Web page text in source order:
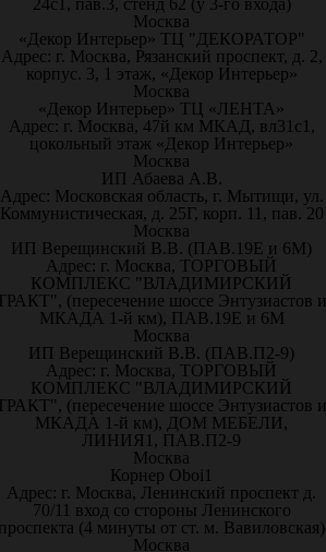
24с1, пав.3, стенд 62 (у 3-го входа)
Москва
«Декор Интерьер» ТЦ "ДЕКОРАТОР"
Адрес: г. Москва, Рязанский проспект, д. 2,
корпус. 3, 1 этаж, «Декор Интерьер»
Москва
«Декор Интерьер» ТЦ «ЛЕНТА»
Адрес: г. Москва, 47й км МКАД, вл31с1,
цокольный этаж «Декор Интерьер»
Москва
ИП Абаева А.В.
Адрес: Московская область, г. Мытищи, ул.
Коммунистическая, д. 25Г, корп. 11, пав. 20
Москва
ИП Верещинский В.В. (ПАВ.19Е и 6М)
Адрес: г. Москва, ТОРГОВЫЙ
КОМПЛЕКС "ВЛАДИМИРСКИЙ
(пересечение шоссе Энтузиастов и
МКАДА 1-й км), ПАВ.19Е и 6М
Москва
ИП Верещинский В.В. (ПАВ.П2-9)
Адрес: г. Москва, ТОРГОВЫЙ
КОМПЛЕКС "ВЛАДИМИРСКИЙ
(пересечение шоссе Энтузиастов и
МКАДА 1-й км), ДОМ МЕБЕЛИ,
ЛИНИЯ1, ПАВ.П2-9
Москва
Корнер Oboi1
Адрес: г. Москва, Ленинский проспект д.
70/11 вход со стороны Ленинского
(4 минуты от ст. м. Вавиловская)
Москва